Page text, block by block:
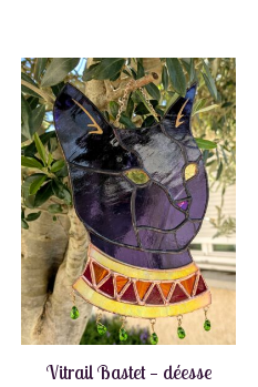
Vitrail Bastet — déesse